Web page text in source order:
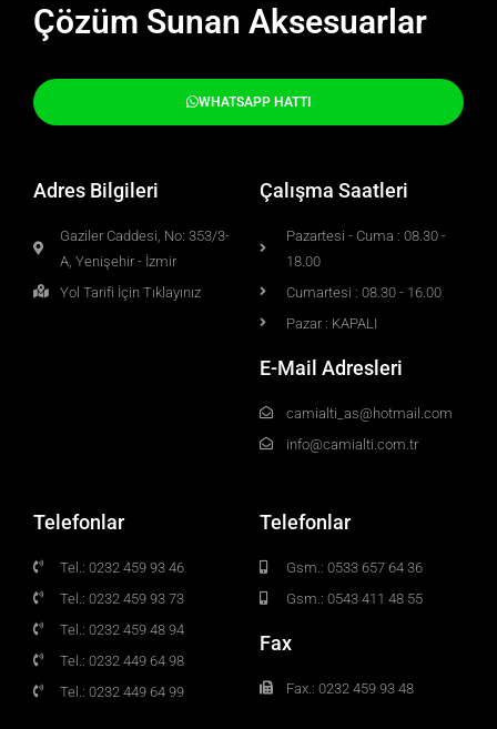
Çözüm Sunan Aksesuarlar
WHATSAPP HATTI
Adres Bilgileri
Gaziler Caddesi, No: 353/3-
A, Yenişehir - İzmir
Yol Tarifi İçin Tıklayınız
Çalışma Saatleri
Pazartesi - Cuma : 08.30 -
18.00
Cumartesi : 08.30 - 16.00
Pazar : KAPALI
E-Mail Adresleri
camialti_as@hotmail.com
info@camialti.com.tr
Telefonlar
Tel.: 0232 459 93 46
Tel.: 0232 459 93 73
Tel.: 0232 459 48 94
Tel.: 0232 449 64 98
Tel.: 0232 449 64 99
Telefonlar
Gsm.: 0533 657 64 36
Gsm.: 0543 411 48 55
Fax
Fax.: 0232 459 93 48